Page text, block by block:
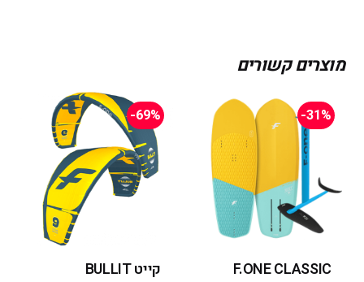
מוצרים קשורים
-31%
F.ONE CLASSIC
-69%
קייט BULLIT